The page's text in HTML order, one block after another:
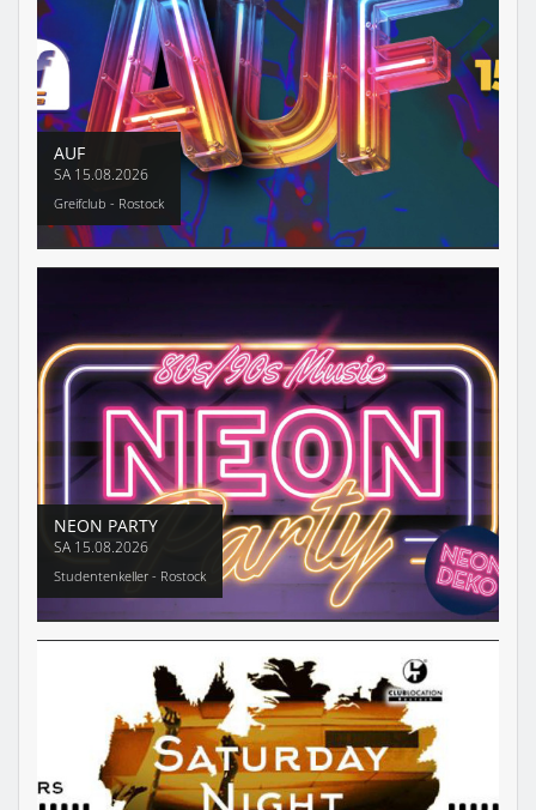
AUF
SA 15.08.2026
Greifclub - Rostock
NEON PARTY
SA 15.08.2026
Studentenkeller - Rostock